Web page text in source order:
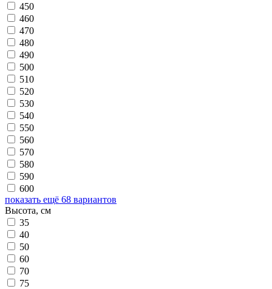
450
460
470
480
490
500
510
520
530
540
550
560
570
580
590
600
показать ещё 68 вариантов
Высота, см
35
40
50
60
70
75